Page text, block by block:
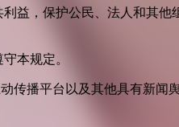
益，保护公民、法人和其
本规定。
传播平台以及其他具有新